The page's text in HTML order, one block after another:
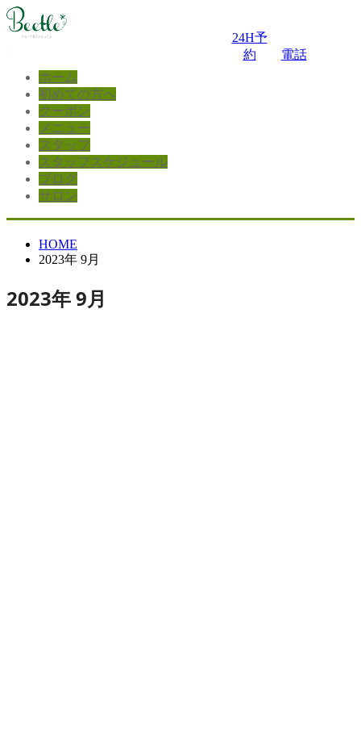
24H予
約
電話
ホーム
初めての方へ
クーポン
メニュー
スタッフ
スタッフスケジュール
ブログ
サロン
HOME
2023年 9月
2023年 9月